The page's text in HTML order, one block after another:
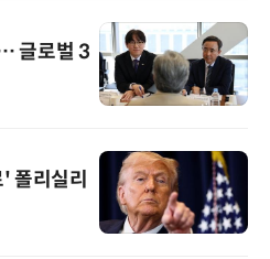
글로벌 3
폴리실리